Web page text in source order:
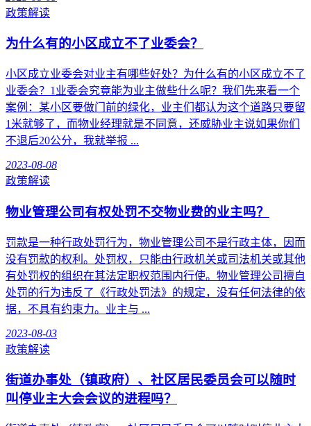
政策解读
为什么有的小区成立不了业委会？
小区成立业委会对业主有哪些好处？为什么有的小区成立不了
业委会？1业委会究竟能为业主做些什么呢？我们先来看一个
案例：某小区要做门前的绿化，业主们都认为这个道路只要留
1米就够了，而物业经理就是不同意，还威胁业主说如果你们
不退后20公分，我就举报 ...
2023-08-08
政策解读
物业管理公司有权处罚不交物业费的业主吗？
罚款是一种行政处罚行为，物业管理公司不是行政主体，因而
没有罚款的权利。处罚权，只能由行政机关或司法机关或其他
有处罚权的组织在其法定职权范围内行使。物业管理公司擅自
处罚的行为违反了《行政处罚法》的规定，没有任何法律的依
据，不具有约束力。业主与 ...
2023-08-03
政策解读
街道办事处（镇政府）、社区居民委员会可以随时
叫停业主大会会议的进程吗？